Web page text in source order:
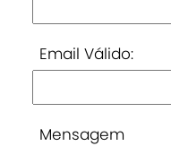
Email Válido:
Mensagem